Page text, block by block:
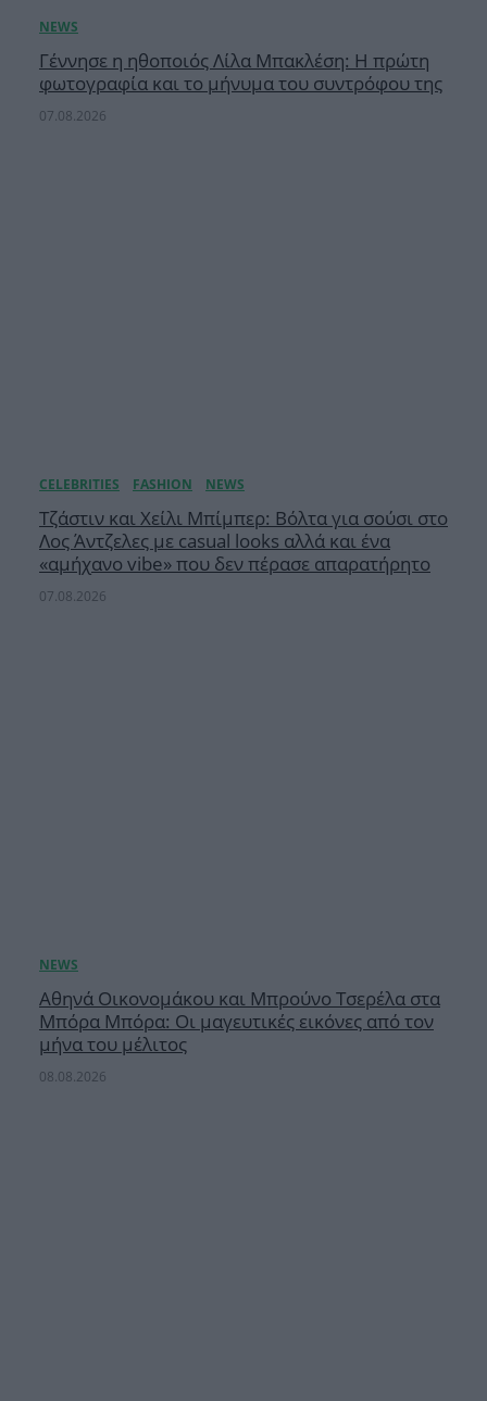
Γέννησε η ηθοποιός Λίλα Μπακλέση: Η πρώτη
φωτογραφία και το μήνυμα του συντρόφου της
07.08.2026
Τζάστιν και Χείλι Μπίμπερ: Βόλτα για σούσι στο
Λος Άντζελες με casual looks αλλά και ένα
«αμήχανο vibe» που δεν πέρασε απαρατήρητο
07.08.2026
Αθηνά Οικονομάκου και Μπρούνο Τσερέλα στα
Μπόρα Μπόρα: Οι μαγευτικές εικόνες από τον
μήνα του μέλιτος
08.08.2026